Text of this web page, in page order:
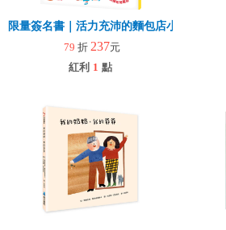
限量簽名書｜活力充沛的麵包店小六(微瑕疵)
79 折 237元
紅利 1 點